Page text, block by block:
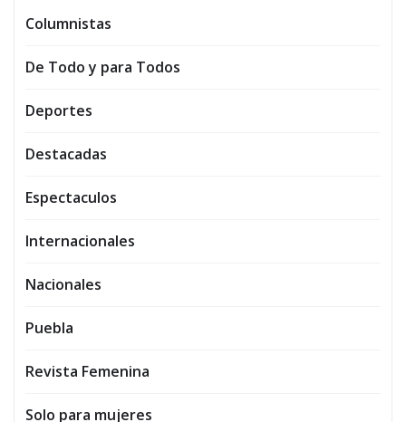
Columnistas
De Todo y para Todos
Deportes
Destacadas
Espectaculos
Internacionales
Nacionales
Puebla
Revista Femenina
Solo para mujeres